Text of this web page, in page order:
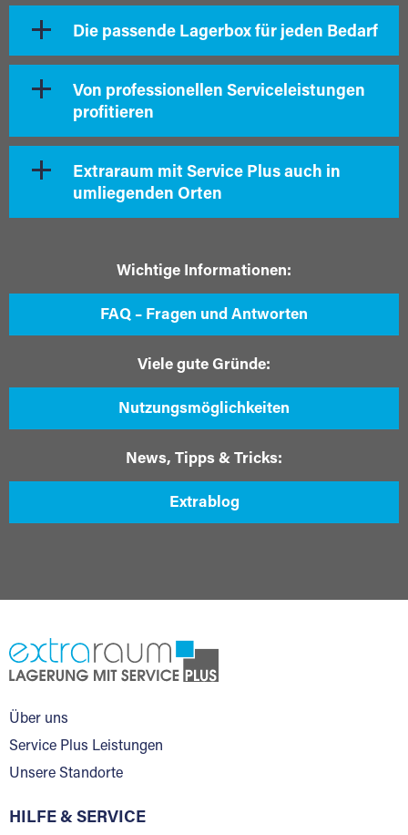
Die passende Lagerbox für jeden Bedarf
Von professionellen Serviceleistungen
profitieren
Extraraum mit Service Plus auch in
umliegenden Orten
Wichtige Informationen:
FAQ – Fragen und Antworten
Viele gute Gründe:
Nutzungsmöglichkeiten
News, Tipps & Tricks:
Extrablog
Über uns
Service Plus Leistungen
Unsere Standorte
HILFE & SERVICE